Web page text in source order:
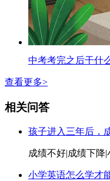
中考考完之后干什
查看更多>
相关问答
孩子进入三年后，
成绩不好|成绩下降
小学英语怎么学才